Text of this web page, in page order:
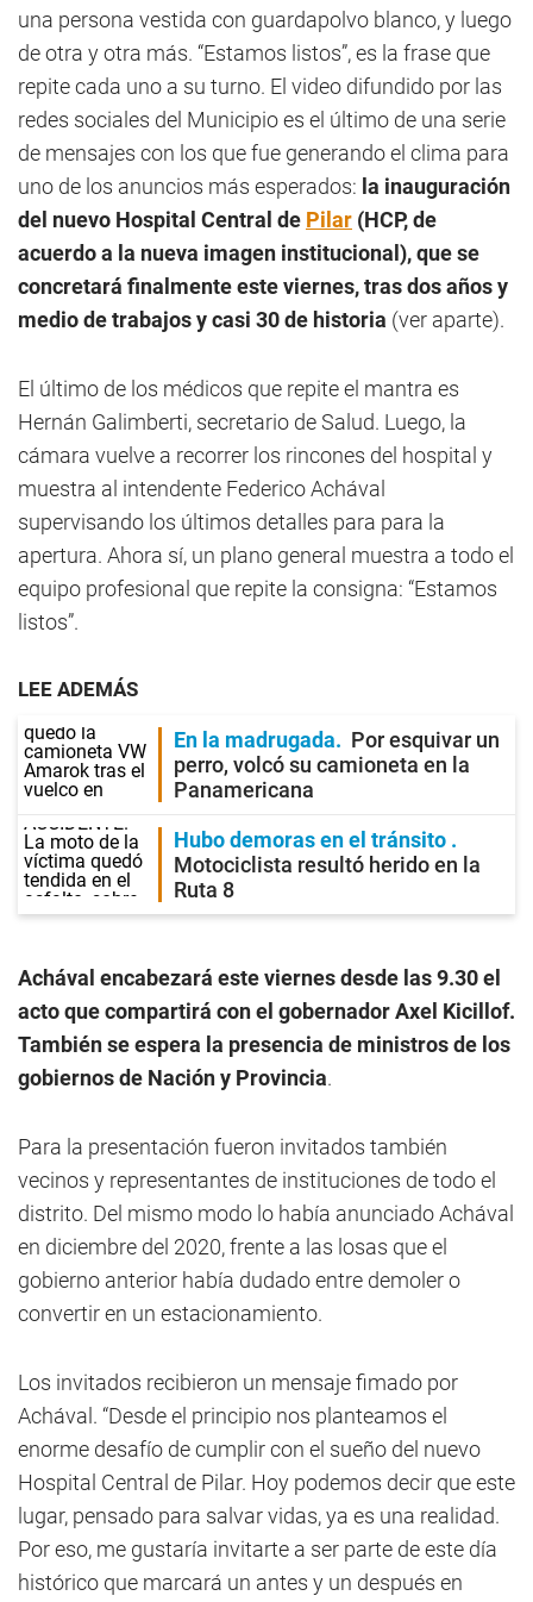
una persona vestida con guardapolvo blanco, y luego
de otra y otra más. “Estamos listos”, es la frase que
repite cada uno a su turno. El video difundido por las
redes sociales del Municipio es el último de una serie
de mensajes con los que fue generando el clima para
uno de los anuncios más esperados: la inauguración
del nuevo Hospital Central de Pilar (HCP, de
acuerdo a la nueva imagen institucional), que se
concretará finalmente este viernes, tras dos años y
medio de trabajos y casi 30 de historia (ver aparte).
El último de los médicos que repite el mantra es
Hernán Galimberti, secretario de Salud. Luego, la
cámara vuelve a recorrer los rincones del hospital y
muestra al intendente Federico Achával
supervisando los últimos detalles para para la
apertura. Ahora sí, un plano general muestra a todo el
equipo profesional que repite la consigna: “Estamos
listos”.
LEE ADEMÁS
En la madrugada
Por esquivar un
perro, volcó su camioneta en la
Panamericana
Hubo demoras en el tránsito
Motociclista resultó herido en la
Ruta 8
Achával encabezará este viernes desde las 9.30 el
acto que compartirá con el gobernador Axel Kicillof.
También se espera la presencia de ministros de los
gobiernos de Nación y Provincia.
Para la presentación fueron invitados también
vecinos y representantes de instituciones de todo el
distrito. Del mismo modo lo había anunciado Achával
en diciembre del 2020, frente a las losas que el
gobierno anterior había dudado entre demoler o
convertir en un estacionamiento.
Los invitados recibieron un mensaje fimado por
Achával. “Desde el principio nos planteamos el
enorme desafío de cumplir con el sueño del nuevo
Hospital Central de Pilar. Hoy podemos decir que este
lugar, pensado para salvar vidas, ya es una realidad.
Por eso, me gustaría invitarte a ser parte de este día
histórico que marcará un antes y un después en